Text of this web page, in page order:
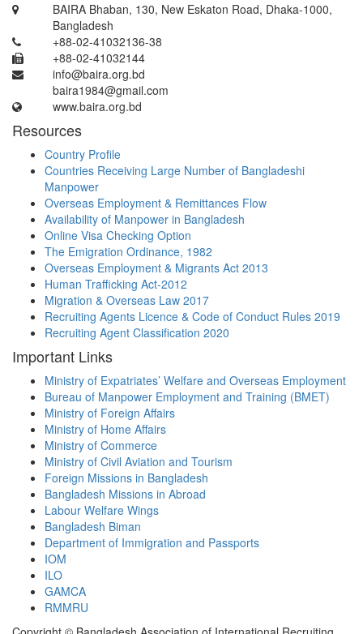
BAIRA Bhaban, 130, New Eskaton Road, Dhaka-1000,
Bangladesh
+88-02-41032136-38
+88-02-41032144
info@baira.org.bd
baira1984@gmail.com
www.baira.org.bd
Resources
Country Profile
Countries Receiving Large Number of Bangladeshi
Manpower
Overseas Employment & Remittances Flow
Availability of Manpower in Bangladesh
Online Visa Checking Option
The Emigration Ordinance, 1982
Overseas Employment & Migrants Act 2013
Human Trafficking Act-2012
Migration & Overseas Law 2017
Recruiting Agents Licence & Code of Conduct Rules 2019
Recruiting Agent Classification 2020
Important Links
Ministry of Expatriates’ Welfare and Overseas Employment
Bureau of Manpower Employment and Training (BMET)
Ministry of Foreign Affairs
Ministry of Home Affairs
Ministry of Commerce
Ministry of Civil Aviation and Tourism
Foreign Missions in Bangladesh
Bangladesh Missions in Abroad
Labour Welfare Wings
Bangladesh Biman
Department of Immigration and Passports
IOM
ILO
GAMCA
RMMRU